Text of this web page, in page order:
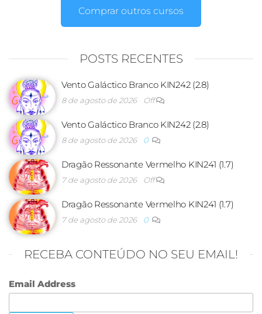
Comprar outros cursos
POSTS RECENTES
Vento Galáctico Branco KIN242 (2.8)
8 de agosto de 2026 Off
Vento Galáctico Branco KIN242 (2.8)
8 de agosto de 2026 0
Dragão Ressonante Vermelho KIN241 (1.7)
7 de agosto de 2026 Off
Dragão Ressonante Vermelho KIN241 (1.7)
7 de agosto de 2026 0
RECEBA CONTEÚDO NO SEU EMAIL!
Email Address